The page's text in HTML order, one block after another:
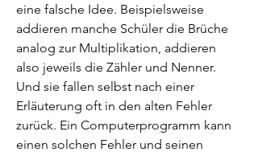
eine falsche Idee. Beispielsweise
addieren manche Schüler die Brüche
analog zur Multiplikation, addieren
also jeweils die Zähler und Nenner.
Und sie fallen selbst nach einer
Erläuterung oft in den alten Fehler
zurück. Ein Computerprogramm kann
einen solchen Fehler und seinen